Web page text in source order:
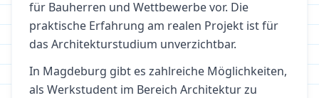
für Bauherren und Wettbewerbe vor. Die
praktische Erfahrung am realen Projekt ist für
das Architekturstudium unverzichtbar.
In Magdeburg gibt es zahlreiche Möglichkeiten,
als Werkstudent im Bereich Architekturzu